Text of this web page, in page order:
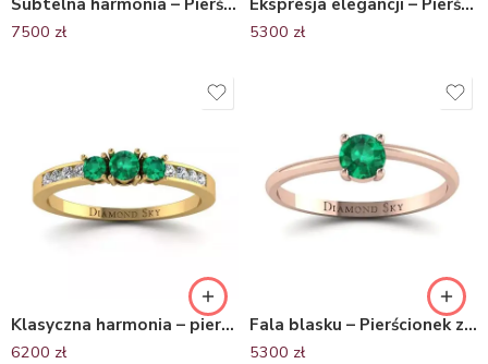
7500 zł
5300 zł
Klasyczna harmonia – pierścionek zaręczynowy, żółte złoto ze szmaragdami i diamentami
6200 zł
Fala blasku – Pierścionek zaręczynowy z różowego złota ze szmaragdem
5300 zł